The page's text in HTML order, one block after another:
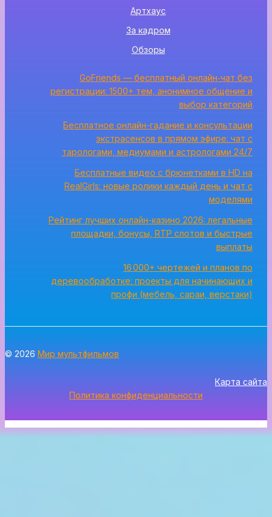
Артхаус
За кадром
Обзоры
GoFriends — бесплатный онлайн‑чат без
регистрации: 1500+ тем, анонимное общение и
выбор категорий
Бесплатное онлайн-гадание и консультации
экстрасенсов в прямом эфире: чат с
тарологами, медиумами и астрологами 24/7
Бесплатные видео с брюнетками в HD на
RealGirls: новые ролики каждый день и чат с
моделями
Рейтинг лучших онлайн-казино 2026: легальные
площадки, бонусы, RTP слотов и быстрые
выплаты
16 000+ чертежей и планов по
деревообработке: проекты для начинающих и
профи (мебель, сараи, верстаки)
© 2026 Мир мультфильмов
Карта сайта
Политика конфиденциальности